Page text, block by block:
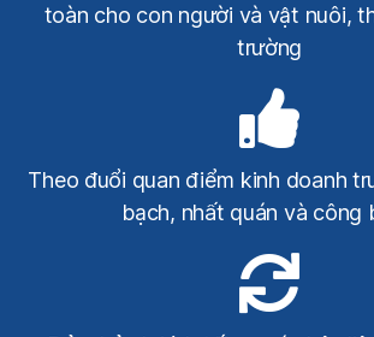
toàn cho con người và vật nuôi,
trường
Theo đuổi quan điểm kinh doanh
bạch, nhất quán và công